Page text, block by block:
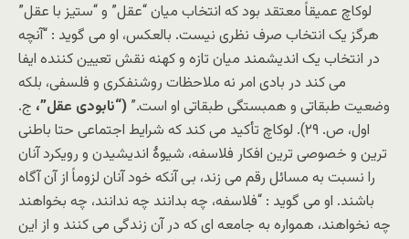
لوکاچ عمیقاً معتقد بود که انتخاب میان “عقل” و “ستیز با عقل”
هرگز یک انتخاب صرف نظری نیست. بالعکس، او می گوید : “آنچه
در انتخاب یک اندیشمند میان تازه و کهنه نقش تعیین کننده ایفا
می کند در بادی امر نه ملاحظات روشنفکری و فلسفی، بلکه
وضعیت طبقاتی و همبستگی طبقاتی او است.” (“نابودی عقل”، ج.
اول، ص. ۲۹). لوکاچ تأکید می کند که شرایط اجتماعی حتا باطنی
ترین و خصوصی ترین افکار فلاسفه، شیوۀ اندیشیدن و رویکرد آنان
را نسبت به مسائل رقم می زند، بی آنکه خود آنان لزوماً از آن آگاه
باشند. او می گوید : “فلاسفه، چه بدانند چه ندانند، چه بخواهند
چه نخواهند، همواره به جامعه ای که در آن زندگی می کنند و از این